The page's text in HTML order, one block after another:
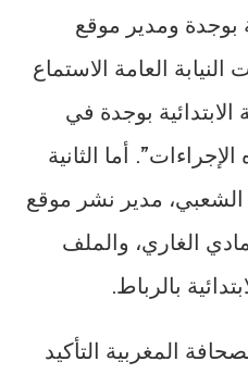
بوجدة ومدير موقع
العامة الاستماع
بوجدة في
أما الثانية
الشعبي، مدير نشر موقع
الغاري، والملف
بالرباط.
المغربية التأكيد